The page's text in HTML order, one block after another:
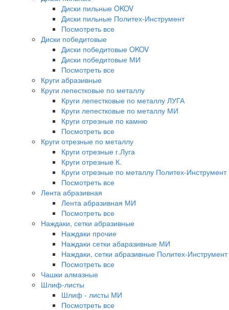
Диски пильные OKOV
Диски пильные Политех-Инструмент
Посмотреть все
Диски победитовые
Диски победитовые OKOV
Диски победитовые МИ
Посмотреть все
Круги абразивные
Круги лепестковые по металлу
Круги лепестковые по металлу ЛУГА
Круги лепестковые по металлу МИ
Круги отрезные по камню
Посмотреть все
Круги отрезные по металлу
Круги отрезные г.Луга
Круги отрезные К.
Круги отрезные по металлу Политех-Инструмент
Посмотреть все
Лента абразивная
Лента абразивная МИ
Посмотреть все
Наждаки, сетки абразивные
Наждаки прочие
Наждаки сетки абаразивные МИ
Наждаки, сетки абразивные Политех-Инструмент
Посмотреть все
Чашки алмазные
Шлиф-листы
Шлиф - листы МИ
Посмотреть все